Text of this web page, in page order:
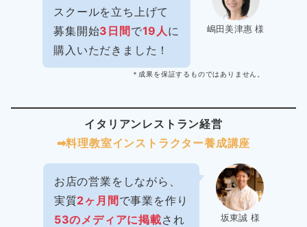
嶋田美津惠 様
スクールを立ち上げて
募集開始3日間で19人 に
購入いただきました！
＊成果を保証するものではありません。
イタリアンレストラン経営
➡︎料理教室インストラクター養成講座
坂東誠 様
お店の営業をしながら、
実質2ヶ月間で事業を作り
53のメディアに掲載され